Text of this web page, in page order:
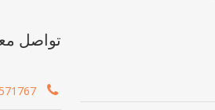
تواصل